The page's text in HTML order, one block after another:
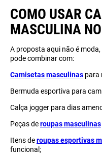
COMO USAR
MASCULINA
A proposta aqui não é
pode combinar com:
Camisetas masculinas para
Bermuda esportiva para
Calça jogger para dias
Peças deroupas masculinas
Itens deroupas esportivas
funcional;